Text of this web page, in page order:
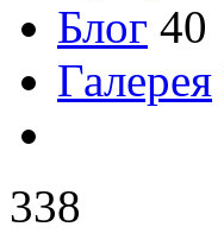
Блог 40
Галерея
338